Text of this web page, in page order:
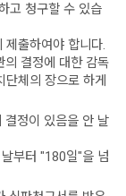
고 청구할 수 있습
제출하여야 합니다.
의 결정에 대한 감독
체의 장으로 하게
결정이 있음을 안 날
부터 "180일"을 넘